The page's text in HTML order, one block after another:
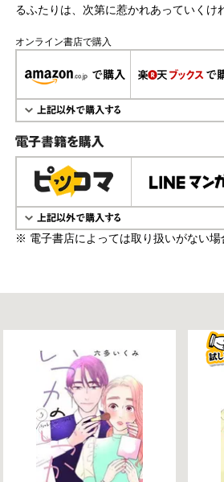
るふたりは、次第に惹かれあっていく
オンライン書店で購入
電子書籍で購入
※ 電子書店によっては取り扱いがない場